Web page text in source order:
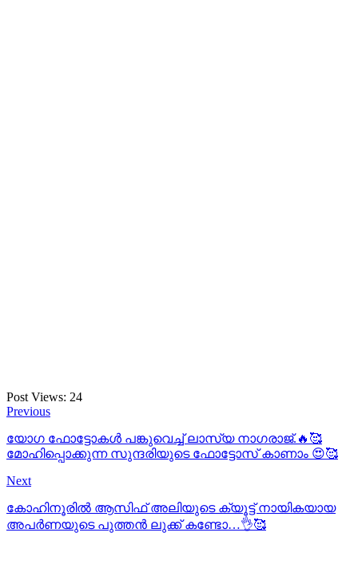
Post Views: 24
Previous
യോഗ ഫോട്ടോകൾ പങ്കുവെച്ച് ലാസ്യ നാഗരാജ്.🔥🥰
മോഹിപ്പൊക്കുന്ന സുന്ദരിയുടെ ഫോട്ടോസ് കാണാം 😍🥰
Next
കോഹിനൂരിൽ ആസിഫ് അലിയുടെ ക്യൂട്ട് നായികയായ
അപർണയുടെ പുത്തൻ ലുക്ക്‌ കണ്ടോ…👌🥰